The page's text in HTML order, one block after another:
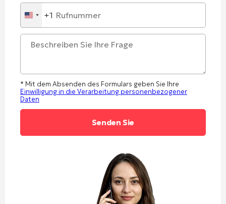
United
States
+1
+1
* Mit dem Absenden des Formulars geben Sie Ihre
Einwilligung in die Verarbeitung personenbezogener
Daten